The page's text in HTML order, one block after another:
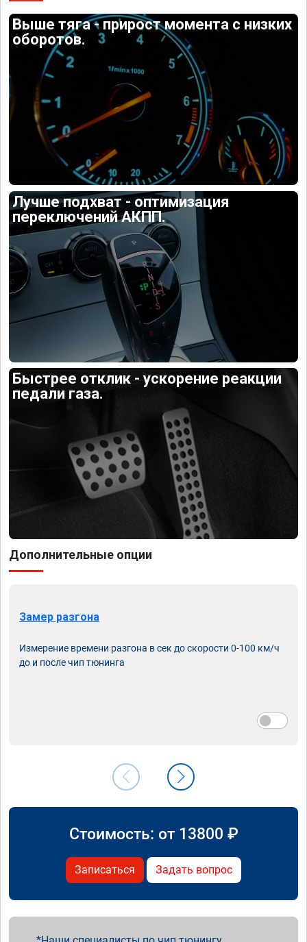
Выше тяга - прирост момента с низких
оборотов.
Лучше подхват - оптимизация
переключений АКПП.
Быстрее отклик - ускорение реакции
педали газа.
Дополнительные опции
Замер разгона
Измерение времени разгона в сек до скорости 0-100 км/ч
до и после чип тюнинга
Стоимость: от 13800 ₽
Записаться Задать вопрос